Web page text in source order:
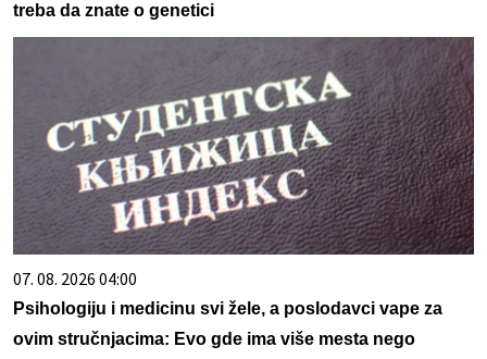
treba da znate o genetici
07. 08. 2026 04:00
Psihologiju i medicinu svi žele, a poslodavci vape za
ovim stručnjacima: Evo gde ima više mesta nego